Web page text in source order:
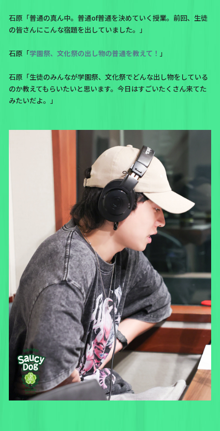
石原「普通の真ん中。普通of普通を決めていく授業。前回、生徒
の皆さんにこんな宿題を出していました。」
石原「学園祭、文化祭の出し物の普通を教えて！ 」
石原「生徒のみんなが学園祭、文化祭でどんな出し物をしている
のか教えてもらいたいと思います。今日はすごいたくさん来てた
みたいだよ。」